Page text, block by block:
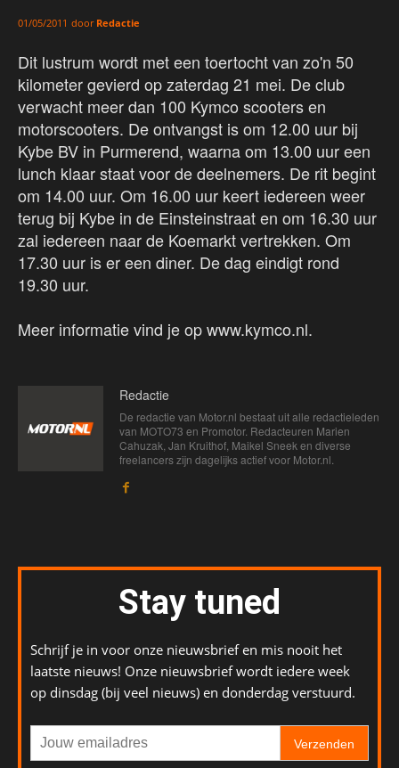
01/05/2011 door Redactie
Dit lustrum wordt met een toertocht van zo'n 50
kilometer gevierd op zaterdag 21 mei. De club
verwacht meer dan 100 Kymco scooters en
motorscooters. De ontvangst is om 12.00 uur bij
Kybe BV in Purmerend, waarna om 13.00 uur een
lunch klaar staat voor de deelnemers. De rit begint
om 14.00 uur. Om 16.00 uur keert iedereen weer
terug bij Kybe in de Einsteinstraat en om 16.30 uur
zal iedereen naar de Koemarkt vertrekken. Om
17.30 uur is er een diner. De dag eindigt rond
19.30 uur.
Meer informatie vind je op www.kymco.nl.
Redactie
De redactie van Motor.nl bestaat uit alle redactieleden
van MOTO73 en Promotor. Redacteuren Marien
Cahuzak, Jan Kruithof, Maikel Sneek en diverse
freelancers zijn dagelijks actief voor Motor.nl.
Stay tuned
Schrijf je in voor onze nieuwsbrief en mis nooit het
laatste nieuws! Onze nieuwsbrief wordt iedere week
op dinsdag (bij veel nieuws) en donderdag verstuurd.
Verzenden